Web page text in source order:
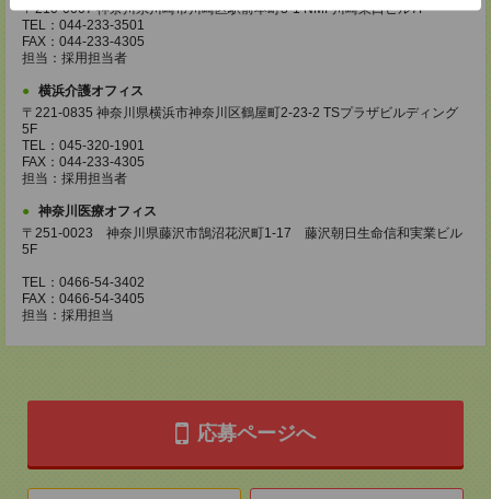
〒210-0007 神奈川県川崎市川崎区駅前本町3-1 NMF川崎東口ビル7F
TEL：044-233-3501
FAX：044-233-4305
担当：採用担当者
横浜介護オフィス
〒221-0835 神奈川県横浜市神奈川区鶴屋町2-23-2 TSプラザビルディング
5F
TEL：045-320-1901
FAX：044-233-4305
担当：採用担当者
神奈川医療オフィス
〒251-0023 神奈川県藤沢市鵠沼花沢町1-17 藤沢朝日生命信和実業ビル
5F
TEL：0466-54-3402
FAX：0466-54-3405
担当：採用担当
応募ページへ